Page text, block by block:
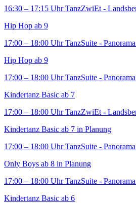
16:30 – 17:15 Uhr TanzZwiEt -
Hip Hop ab 9
17:00 – 18:00 Uhr TanzSuite -
Hip Hop ab 9
17:00 – 18:00 Uhr TanzSuite -
Kindertanz Basic ab 7
17:00 – 18:00 Uhr TanzZwiEt -
Kindertanz Basic ab 7 in Planung
17:00 – 18:00 Uhr TanzSuite -
Only Boys ab 8 in Planung
17:00 – 18:00 Uhr TanzSuite -
Kindertanz Basic ab 6